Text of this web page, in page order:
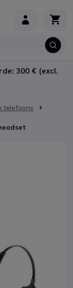
300 € (excl.
telefoons